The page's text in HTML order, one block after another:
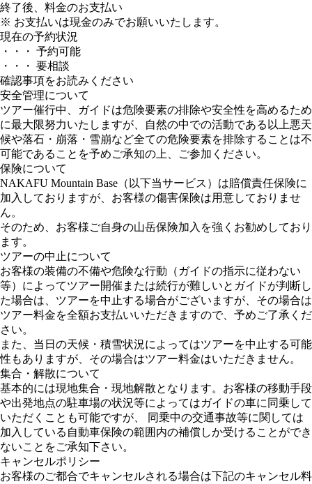
終了後、料金のお支払い
※ お支払いは現金のみでお願いいたします。
現在の予約状況
・・・ 予約可能
・・・ 要相談
確認事項をお読みください
安全管理について
ツアー催行中、ガイドは危険要素の排除や安全性を高めるため
に最大限努力いたしますが、自然の中での活動である以上悪天
候や落石・崩落・雪崩など全ての危険要素を排除することは不
可能であることを予めご承知の上、ご参加ください。
保険について
NAKAFU Mountain Base（以下当サービス）は賠償責任保険に
加入しておりますが、お客様の傷害保険は用意しておりませ
ん。
そのため、お客様ご自身の山岳保険加入を強くお勧めしており
ます。
ツアーの中止について
お客様の装備の不備や危険な行動（ガイドの指示に従わない
等）によってツアー開催または続行が難しいとガイドが判断し
た場合は、ツアーを中止する場合がございますが、その場合は
ツアー料金を全額お支払いいただきますので、予めご了承くだ
さい。
また、当日の天候・積雪状況によってはツアーを中止する可能
性もありますが、その場合はツアー料金はいただきません。
集合・解散について
基本的には現地集合・現地解散となります。お客様の移動手段
や出発地点の駐車場の状況等によってはガイドの車に同乗して
いただくことも可能ですが、 同乗中の交通事故等に関しては
加入している自動車保険の範囲内の補償しか受けることができ
ないことをご承知下さい。
キャンセルポリシー
お客様のご都合でキャンセルされる場合は下記のキャンセル料